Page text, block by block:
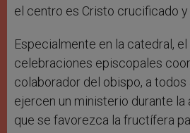
el centro es Cristo crucificado y
Especialmente en la catedral,
celebraciones episcopales
colaborador del obispo, a todos
ejercen un ministerio durante la
que se favorezca la fructífera